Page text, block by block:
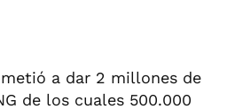
a dar 2 millones de
de los cuales 500.000